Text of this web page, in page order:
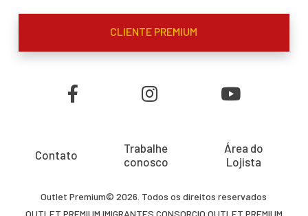
CLIENTE PREMIUM
Contato
Trabalhe
conosco
Área do
Lojista
Outlet Premium© 2026. Todos os direitos reservados
OUTLET PREMIUM IMIGRANTES CONSORCIO OUTLET PREMIUM